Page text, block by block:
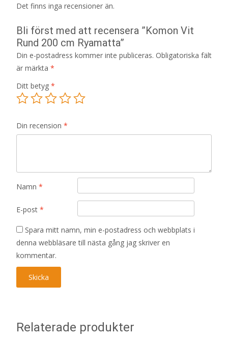
Det finns inga recensioner än.
Bli först med att recensera ”Komon Vit
Rund 200 cm Ryamatta”
Din e-postadress kommer inte publiceras. Obligatoriska fält
är märkta *
Ditt betyg *
Din recension *
Namn *
E-post *
Spara mitt namn, min e-postadress och webbplats i
denna webbläsare till nästa gång jag skriver en
kommentar.
Relaterade produkter